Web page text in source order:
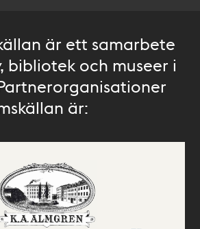
är ett samarbete
bibliotek och museer i
är: